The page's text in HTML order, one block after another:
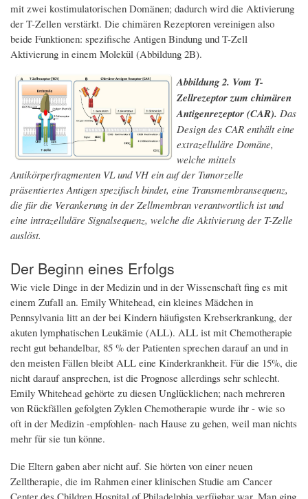
mit zwei kostimulatorischen Domänen; dadurch wird die Aktivierung
der T-Zellen verstärkt. Die chimären Rezeptoren vereinigen also
beide Funktionen: spezifische Antigen Bindung und T-Zell
Aktivierung in einem Molekül (Abbildung 2B).
Abbildung 2. Vom T-
Zellrezeptor zum chimären
Antigenrezeptor (CAR). Das
Design des CAR enthält eine
extrazelluläre Domäne,
welche mittels
Antikörperfragmenten VL und VH ein auf der Tumorzelle
präsentiertes Antigen spezifisch bindet, eine Transmembransequenz,
die für die Verankerung in der Zellmembran verantwortlich ist und
eine intrazelluläre Signalsequenz, welche die Aktivierung der T-Zelle
auslöst.
Der Beginn eines Erfolgs
Wie viele Dinge in der Medizin und in der Wissenschaft fing es mit
einem Zufall an. Emily Whitehead, ein kleines Mädchen in
Pennsylvania litt an der bei Kindern häufigsten Krebserkrankung, der
akuten lymphatischen Leukämie (ALL). ALL ist mit Chemotherapie
recht gut behandelbar, 85 % der Patienten sprechen darauf an und in
den meisten Fällen bleibt ALL eine Kinderkrankheit. Für die 15%, die
nicht darauf ansprechen, ist die Prognose allerdings sehr schlecht.
Emily Whitehead gehörte zu diesen Unglücklichen; nach mehreren
von Rückfällen gefolgten Zyklen Chemotherapie wurde ihr - wie so
oft in der Medizin -empfohlen- nach Hause zu gehen, weil man nichts
mehr für sie tun könne.
Die Eltern gaben aber nicht auf. Sie hörten von einer neuen
Zelltherapie, die im Rahmen einer klinischen Studie am Cancer
Center des Children Hospital of Philadelphia verfügbar war. Man ging